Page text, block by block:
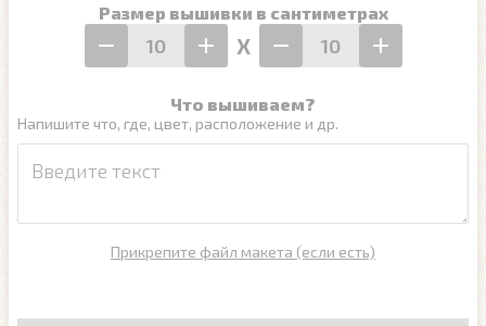
Размер вышивки в сантиметрах
Х
Что вышиваем?
Напишите что, где, цвет, расположение и др.
Прикрепите файл макета (если есть)